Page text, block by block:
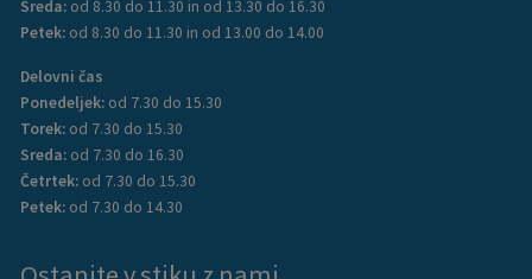
Sreda: od 8.30 do 11.30 in od 13.30 do 16.30
Petek: od 8.30 do 11.30 in od 13.00 do 14.00
Delovni čas
Ponedeljek: od 7.30 do 15.30
Torek: od 7.30 do 15.30
Sreda: od 7.30 do 16.30
Četrtek: od 7.30 do 15.30
Petek: od 7.30 do 14.30